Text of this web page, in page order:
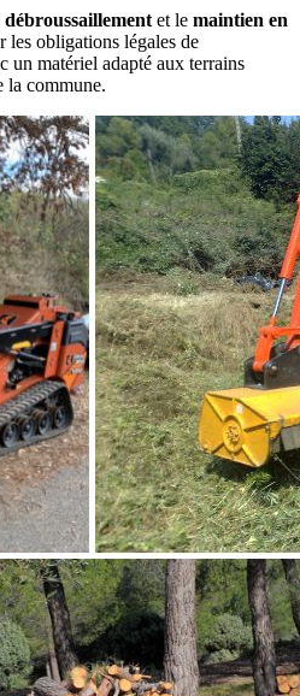
et le maintien en
les obligations légales de
un matériel adapté aux terrains
la commune.